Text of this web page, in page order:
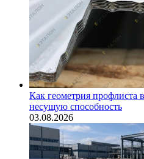
Как геометрия профлиста
несущую способность
03.08.2026